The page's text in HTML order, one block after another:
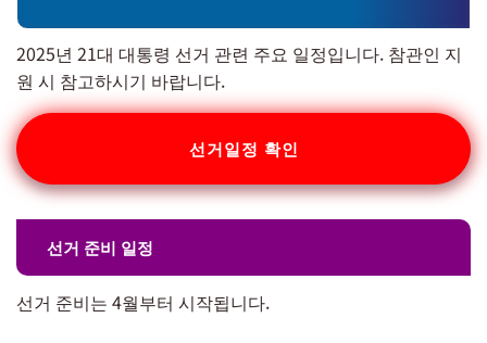
2025년 21대 대통령 선거 관련 주요 일정입니다. 참관인 지
원 시 참고하시기 바랍니다.
선거일정 확인
선거 준비 일정
선거 준비는 4월부터 시작됩니다.